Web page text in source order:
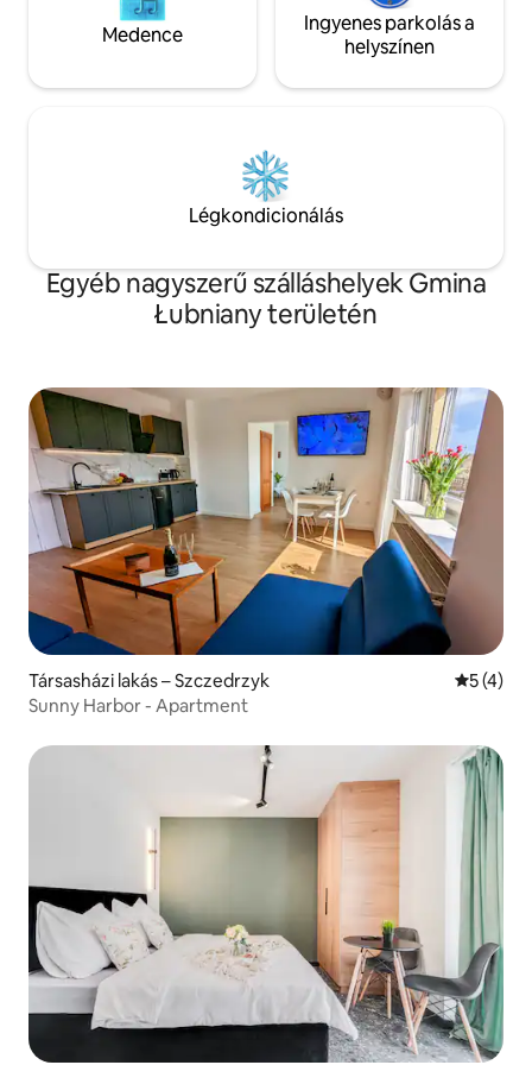
Medence
Ingyenes parkolás a
helyszínen
Légkondicionálás
Egyéb nagyszerű szálláshelyek Gmina
Łubniany területén
Társasházi lakás – Szczedrzyk Átlagos
5 (4)
Sunny Harbor - Apartment